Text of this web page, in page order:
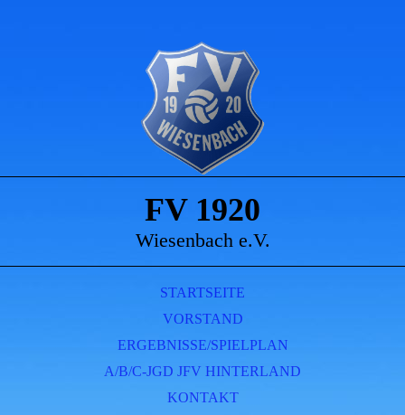
FV 1920
Wiesenbach e.V.
STARTSEITE
VORSTAND
ERGEBNISSE/SPIELPLAN
A/B/C-JGD JFV HINTERLAND
KONTAKT